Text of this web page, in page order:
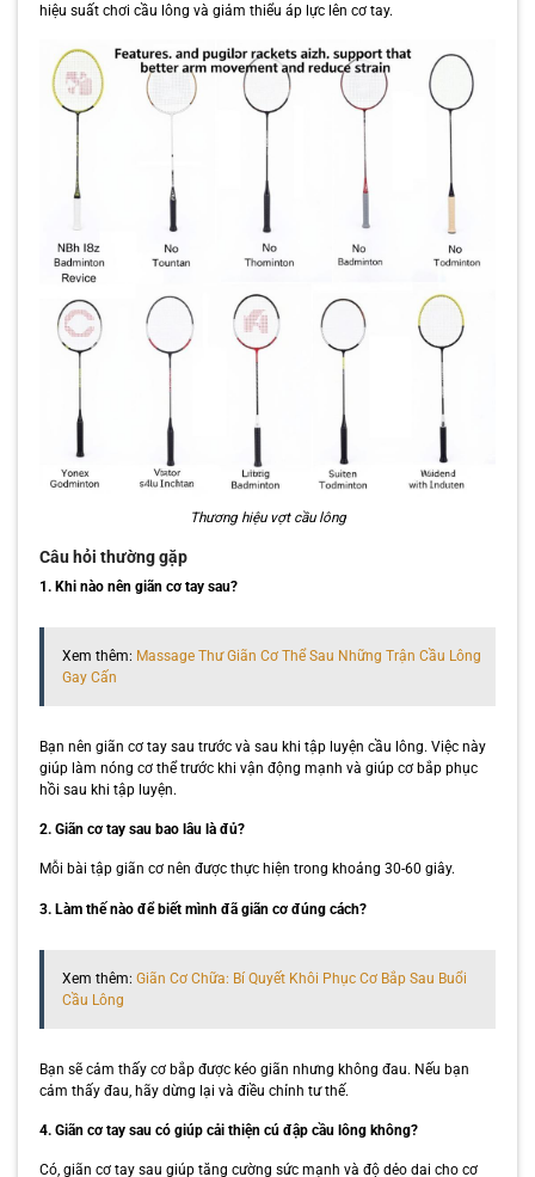
hiệu suất chơi cầu lông và giảm thiểu áp lực lên cơ tay.
Thương hiệu vợt cầu lông
Câu hỏi thường gặp
1. Khi nào nên giãn cơ tay sau?
Xem thêm: Massage Thư Giãn Cơ Thể Sau Những Trận Cầu Lông
Gay Cấn
Bạn nên giãn cơ tay sau trước và sau khi tập luyện cầu lông. Việc này
giúp làm nóng cơ thể trước khi vận động mạnh và giúp cơ bắp phục
hồi sau khi tập luyện.
2. Giãn cơ tay sau bao lâu là đủ?
Mỗi bài tập giãn cơ nên được thực hiện trong khoảng 30-60 giây.
3. Làm thế nào để biết mình đã giãn cơ đúng cách?
Xem thêm: Giãn Cơ Chữa: Bí Quyết Khôi Phục Cơ Bắp Sau Buổi
Cầu Lông
Bạn sẽ cảm thấy cơ bắp được kéo giãn nhưng không đau. Nếu bạn
cảm thấy đau, hãy dừng lại và điều chỉnh tư thế.
4. Giãn cơ tay sau có giúp cải thiện cú đập cầu lông không?
Có, giãn cơ tay sau giúp tăng cường sức mạnh và độ dẻo dai cho cơ